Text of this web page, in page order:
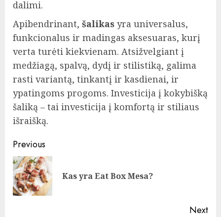
dalimi.
Apibendrinant, šalikas yra universalus,
funkcionalus ir madingas aksesuaras, kurį
verta turėti kiekvienam. Atsižvelgiant į
medžiagą, spalvą, dydį ir stilistiką, galima
rasti variantą, tinkantį ir kasdienai, ir
ypatingoms progoms. Investicija į kokybišką
šaliką – tai investicija į komfortą ir stiliaus
išraišką.
Post
navigation
Previous
Kas yra Eat Box Mesa?
Next